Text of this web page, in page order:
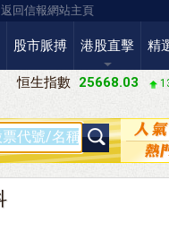
返回信報網站主頁
股市脈搏 港股直擊 精
恒生指數 25668.03